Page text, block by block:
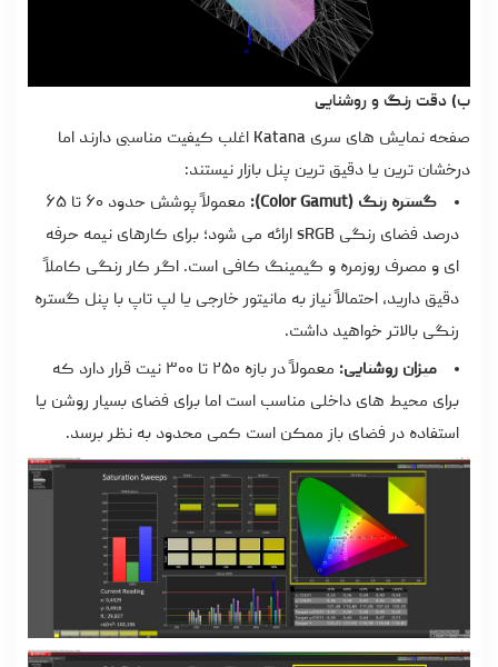
ب) دقت رنگ و روشنایی
صفحه نمایش های سری Katana اغلب کیفیت مناسبی دارند اما
درخشان ترین یا دقیق ترین پنل بازار نیستند:
گستره رنگ (Color Gamut):
معمولاً پوشش حدود ۶۰ تا ۶۵
درصد فضای رنگی sRGB ارائه می شود؛ برای کارهای نیمه حرفه
ای و مصرف روزمره و گیمینگ کافی است. اگر کار رنگی کاملاً
دقیق دارید، احتمالاً نیاز به مانیتور خارجی یا لپ تاپ با پنل گستره
رنگی بالاتر خواهید داشت.
میزان روشنایی:
معمولاً در بازه ۲۵۰ تا ۳۰۰ نیت قرار دارد که
برای محیط های داخلی مناسب است اما برای فضای بسیار روشن یا
استفاده در فضای باز ممکن است کمی محدود به نظر برسد.